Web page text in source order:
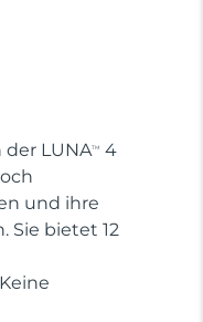
LUNATM
4
und ihre
Sie bietet 12